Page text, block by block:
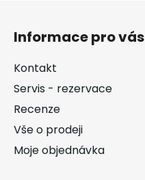
Informace pro vás
Kontakt
Servis - rezervace
Recenze
Vše o prodeji
Moje objednávka